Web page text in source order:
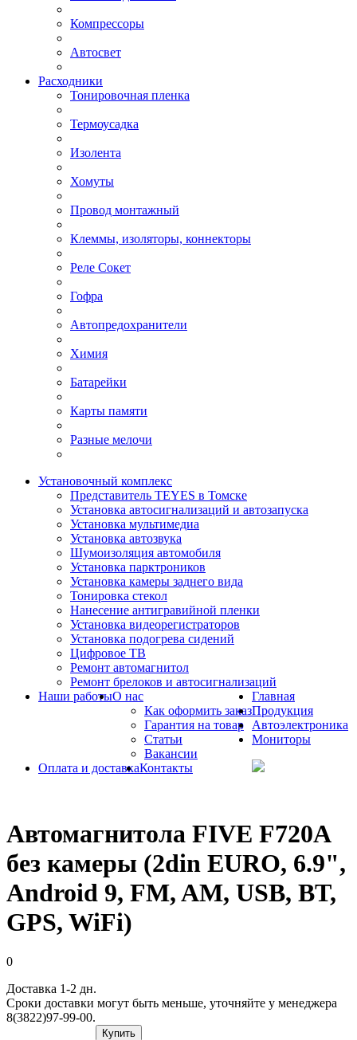
Компрессоры
Автосвет
Расходники
Тонировочная пленка
Термоусадка
Изолента
Хомуты
Провод монтажный
Клеммы, изоляторы, коннекторы
Реле Сокет
Гофра
Автопредохранители
Химия
Батарейки
Карты памяти
Разные мелочи
Установочный комплекс
Представитель TEYES в Томске
Установка автосигнализаций и автозапуска
Установка мультимедиа
Установка автозвука
Шумоизоляция автомобиля
Установка парктроников
Установка камеры заднего вида
Тонировка стекол
Нанесение антигравийной пленки
Установка видеорегистраторов
Установка подогрева сидений
Цифровое ТВ
Ремонт автомагнитол
Ремонт брелоков и автосигнализаций
Наши работыО нас
Как оформить заказ
Гарантия на товар
Статьи
Вакансии
Оплата и доставкаКонтакты
Главная
Продукция
Автоэлектроника
Мониторы
Автомагнитола FIVE F720A
без камеры (2din EURO, 6.9",
Android 9, FM, AM, USB, BT,
GPS, WiFi)
0
Доставка 1-2 дн.
Сроки доставки могут быть меньше, уточняйте у менеджера
8(3822)97-99-00.
Купить